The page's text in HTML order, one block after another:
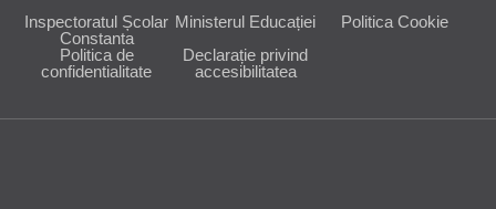
Inspectoratul Școlar
Constanta
Ministerul Educației
Politica Cookie
Politica de
confidentialitate
Declarație privind
accesibilitatea